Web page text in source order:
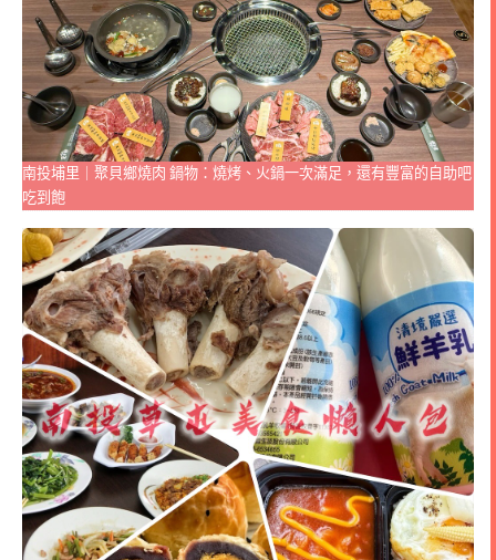
南投埔里｜聚貝鄉燒肉 鍋物：燒烤、火鍋一次滿足，還有豐富的自助吧
吃到飽